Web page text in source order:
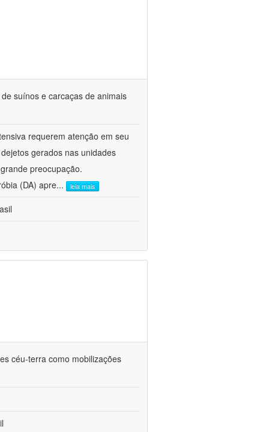
suínos e carcaças de animais
requerem atenção em seu
gerados nas unidades
preocupação.
(DA) apre... leia mais
céu-terra como mobilizações